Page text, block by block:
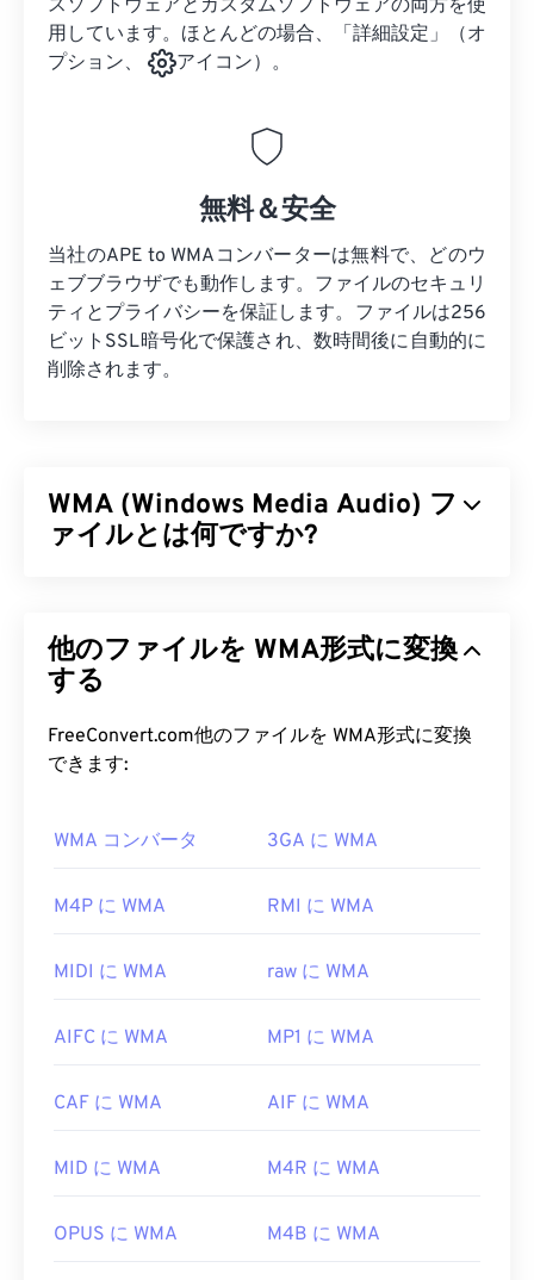
スソフトウェアとカスタムソフトウェアの両方を使
用しています。ほとんどの場合、「詳細設定」（オ
プション、
アイコン）。
無料＆安全
当社のAPE to WMAコンバーターは無料で、どのウ
ェブブラウザでも動作します。ファイルのセキュリ
ティとプライバシーを保証します。ファイルは256
ビットSSL暗号化で保護され、数時間後に自動的に
削除されます。
WMA (Windows Media Audio) フ
ァイルとは何ですか?
ル形式を開発しました。WMAはオーディオコーデ
ックであると同時にオーディオ形式でもあります。
、WMA Lossless、WMA Voiceといったいくつか
のバージョンがアップデートされています。WMA
ればいいですか?
Windows Media PlayerはWindows Media
ポーネントとしてWMAファイルをサポートしてお
のプログラムとして使用されます。しかし、比較的
ラムもこのファイル形式をサポートしています。
く使用されます。
には、 VLCメディアプレーヤーや UltraMixer
他のファイルを WMA形式に変換
する
FreeConvert.com他のファイルを WMA形式に変換
できます:
WMA コンバータ 3GA に WMA
M4P に WMA RMI に WMA
MIDI に WMA raw に WMA
AIFC に WMA MP1 に WMA
CAF に WMA AIF に WMA
MID に WMA M4R に WMA
OPUS に WMA M4B に WMA